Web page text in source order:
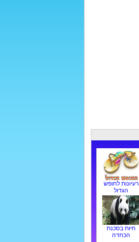
רעיונות לחופש
הגדול
חיות בסכנת
הכחדה